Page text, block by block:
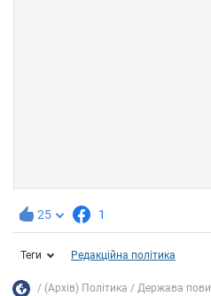
25 1
Теги Редакційна політика
(Архів) Політика Держава